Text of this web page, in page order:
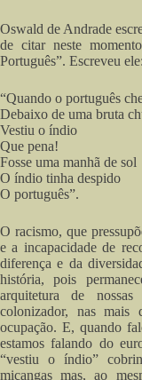
Oswald de Andrade
de citar neste
Português”. Escreveu ele:
“Quando o português
Debaixo de uma bruta
Vestiu o índio
Que pena!
Fosse uma manhã de sol
O índio tinha despido
O português”.
O racismo, que
e a incapacidade de
diferença e da
história, pois
arquitetura de
colonizador, nas mais
ocupação. E, quando
estamos falando do
“vestiu o índio”
miçangas mas, ao